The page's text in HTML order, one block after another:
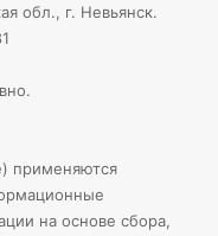
обл., г. Невьянск.
применяются
на основе сбора,